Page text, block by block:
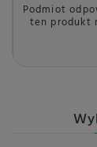
Podmiot
ten produkt